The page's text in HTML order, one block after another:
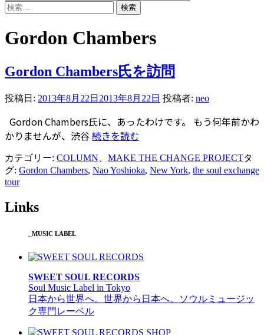
検
Gordon Chambers
Gordon Chambers氏を訪問
投稿日: 2013年8月22日 2013年8月22日 投稿者: neo
Gordon Chambers氏に、あったわけです。 もう何年前かわ
かりませんが、渋谷続きを読む
カテゴリー: COLUMN MAKE THE CHANGE PROJECTタ
グ: Gordon Chambers, Nao Yoshioka, New York, the soul exchange
tour
Links
_MUSIC LABEL
SWEET SOUL RECORDS
Soul Music Label in Tokyo
日本から世界へ。世界から日本へ。ソウルミュージッ
ク専門レーベル